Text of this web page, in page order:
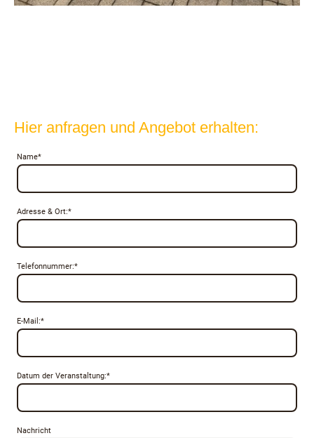
Hier anfragen und Angebot erhalten:
Name*
Adresse & Ort:*
Telefonnummer:*
E-Mail:*
Datum der Veranstaltung:*
Nachricht